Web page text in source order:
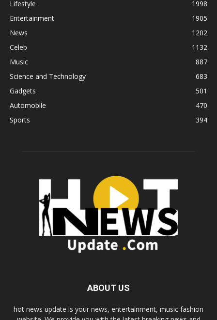
Lifestyle
1998
Entertainment
1905
News
1202
Celeb
1132
Music
887
Science and Technology
683
Gadgets
501
Automobile
470
Sports
394
ABOUT US
hot news update is your news, entertainment, music fashion